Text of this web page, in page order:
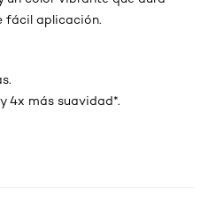
fácil aplicación.
4x más suavidad*.